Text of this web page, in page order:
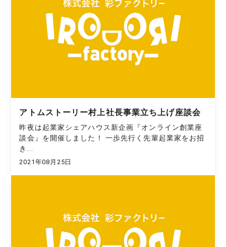
アトムストーリー村上社長事業立ち上げ座談会
昨夜は起業家シェアハウス新企画『オンライン創業座
談会』を開催しました！ 一歩先行く先輩起業家をお招
き...
2021年08月25日